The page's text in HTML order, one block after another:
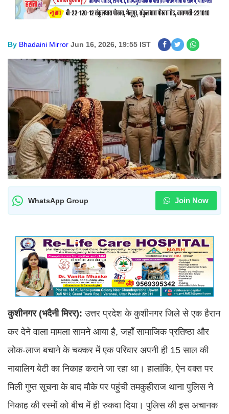
By Bhadaini Mirror Jun 16, 2026, 19:55 IST
WhatsApp Group Join Now
कुशीनगर (भदैनी मिरर): उत्तर प्रदेश के कुशीनगर जिले से एक हैरान
कर देने वाला मामला सामने आया है, जहाँ सामाजिक प्रतिष्ठा और
लोक-लाज बचाने के चक्कर में एक परिवार अपनी ही 15 साल की
नाबालिग बेटी का निकाह कराने जा रहा था। हालांकि, ऐन वक्त पर
मिली गुप्त सूचना के बाद मौके पर पहुंची तमकुहीराज थाना पुलिस ने
निकाह की रस्मों को बीच में ही रुकवा दिया। पुलिस की इस अचानक